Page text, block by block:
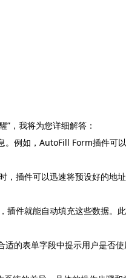
，我将为您详细解答：
。例如，AutoFill Form插件可
，插件可以迅速将预设好的地
插件就能自动填充这些数据。
的表单字段中提示用户是否